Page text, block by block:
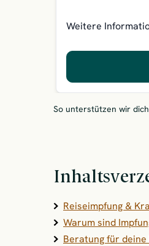
Weitere
So unterstützen wir
Reiseimpfung &
Warum sind
Beratung für